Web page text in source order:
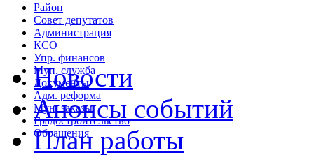
Район
Совет депутатов
Администрация
КСО
Упр. финансов
Мун. служба
Документы
Адм. реформа
Мун. заказы
Градостроительство
Обращения
Новости
Анонсы событий
План работы